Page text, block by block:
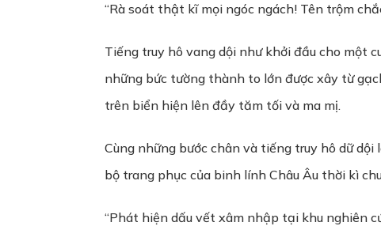
“Rà soát thật kĩ mọi ngóc ngách! Tên trộm
Tiếng truy hô vang dội như khởi đầu cho một
những bức tường thành to lớn được xây từ
trên biển hiện lên đầy tăm tối và ma mị.
Cùng những bước chân và tiếng truy hô dữ
bộ trang phục của binh lính Châu Âu thời kì
“Phát hiện dấu vết xâm nhập tại khu nghiên